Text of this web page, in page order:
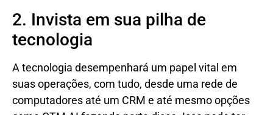
2. Invista em sua pilha de
tecnologia
A tecnologia desempenhará um papel vital em
suas operações, com tudo, desde uma rede de
computadores até um CRM e até mesmo opções